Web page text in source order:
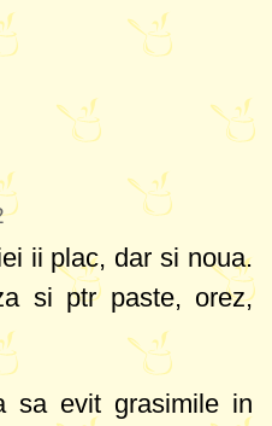
ii plac, dar si noua.
si ptr paste, orez,
sa evit grasimile in